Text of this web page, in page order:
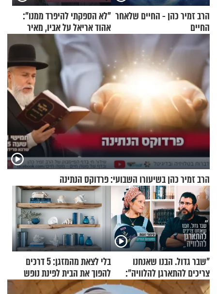
הרב זמיר כהן - החיים שלאחר
החיים
"לא הספקתי להיפרד ממנו":
אהוד אריאל על אביו, מאיר
אריאל ז"ל
הרב זמיר כהן בשיעורו השבועי: פרדוקס הנתינה
"שבר גדול. הבנו שאנחנו
צריכים להתארגן להלוויה":
זוגיות במבחן, הפעם עם מרים
בלי לצאת מהמזגן: 5 דרכים
להפוך את הבית לפינת נופש
מעוצבת